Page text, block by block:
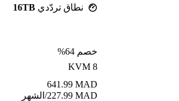
نطاق تردّدي 16TB
خصم 64%
KVM 8
MAD
641.99
MAD
227.99/الشهر